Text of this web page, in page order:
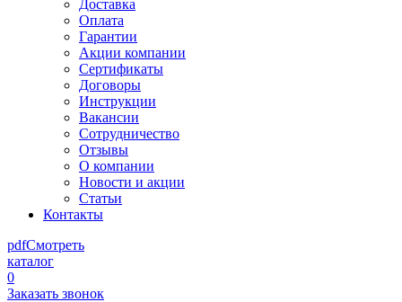
Доставка
Оплата
Гарантии
Акции компании
Сертификаты
Договоры
Инструкции
Вакансии
Сотрудничество
Отзывы
О компании
Новости и акции
Статьи
Контакты
pdfСмотреть
каталог
0
Заказать звонок